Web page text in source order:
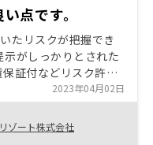
点です。
たリスクが把握でき
がしっかりとされた
証付などリスク許容
良かった点かと思い
2023年04月02日
ゾート株式会社